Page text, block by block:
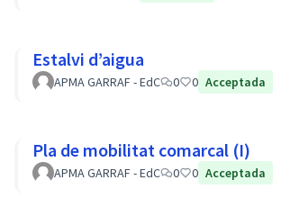
Estalvi d’aigua
APMA GARRAF - EdC 0 0 Acceptada
Pla de mobilitat comarcal (I)
APMA GARRAF - EdC 0 0 Acceptada